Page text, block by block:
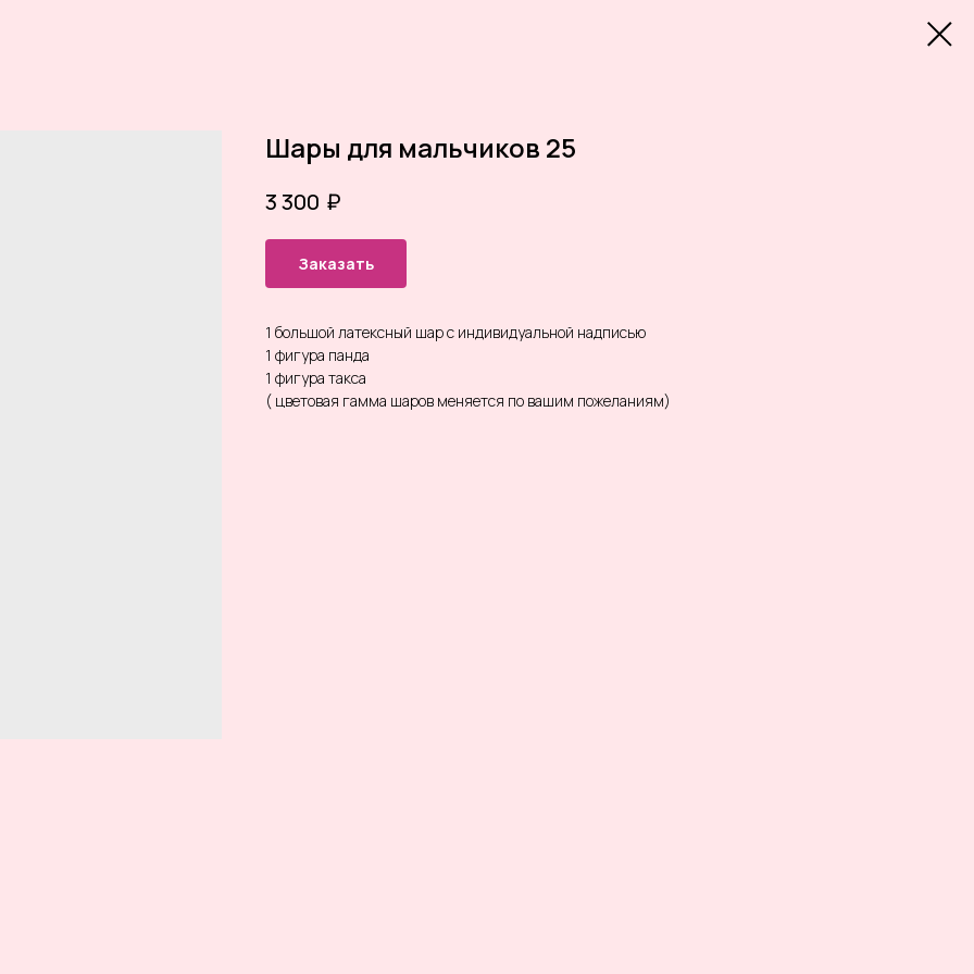
Шары для мальчиков 25
3 300 ₽
Заказать
1 большой латексный шар с индивидуальной надписью
1 фигура панда
1 фигура такса
( цветовая гамма шаров меняется по вашим пожеланиям)